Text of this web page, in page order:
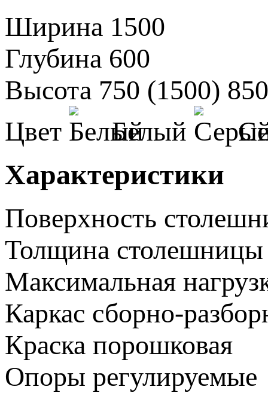
Ширина 1500
Глубина 600
Высота 750 (1500)
Цвет
Белый
Характеристики
Поверхность
Толщина столешницы
Максимальная
Каркас сборно-
Краска порошковая
Опоры регулируемые